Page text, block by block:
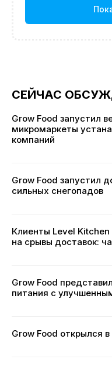
СЕЙЧАС
Grow Food запустил
микромаркеты
компаний
Grow Food запустил
сильных снегопадов
Клиенты Level
на срывы доставок:
Grow Food
питания с
Grow Food открылся